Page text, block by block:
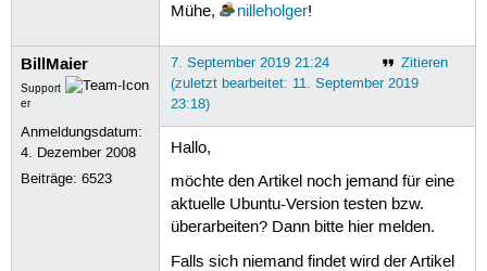
Mühe,
nilleholger!
BillMaier
Support
er
Anmeldungsdatum:
4. Dezember 2008
Beiträge:6523
Zitieren
7. September 2019 21:24
(zuletzt bearbeitet: 11. September 2019
23:18)
Hallo,
möchte den Artikel noch jemand für eine
aktuelle Ubuntu-Version testen bzw.
überarbeiten? Dann bitte hier melden.
Falls sich niemand findet wird der Artikel